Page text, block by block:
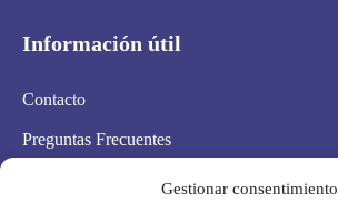
Gestionar consentimiento
Información útil
Contacto
Preguntas Frecuentes